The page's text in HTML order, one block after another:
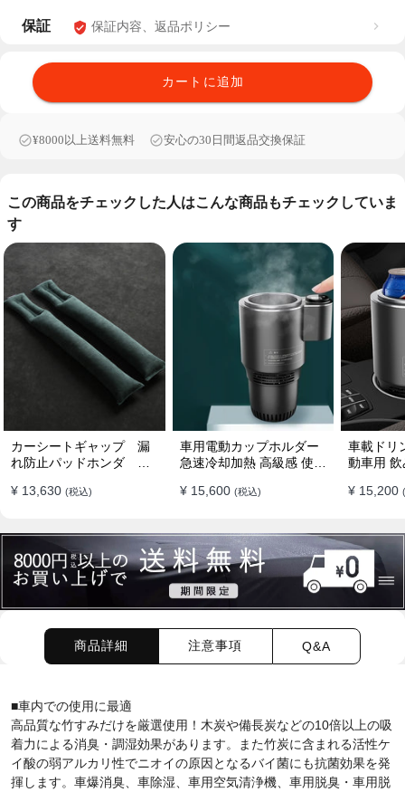
保証 保証内容、返品ポリシー
カートに追加
¥8000以上送料無料 安心の30日間返品交換保証
この商品をチェックした人はこんな商品もチェックしていま
す
カーシートギャップ 漏
れ防止パッドホンダ シ
ション
¥ 13,630 (税込)
車用電動カップホルダー
急速冷却加熱 高級感 使い
¥ 15,600 (税込)
車載ドリ
動車用 飲
¥ 15,200
商品詳細 注意事項 Q&A
■車内での使用に最適
高品質な竹すみだけを厳選使用！木炭や備長炭などの10倍以上の吸
着力による消臭・調湿効果があります。また竹炭に含まれる活性ケ
イ酸の弱アルカリ性でニオイの原因となるバイ菌にも抗菌効果を発
揮します。 車爆消臭、車除湿、車用空気清浄機、車用脱臭・車用脱